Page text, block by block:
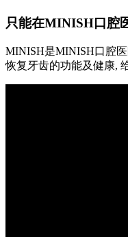
只能在MINISH口腔
MINISH是MINISH口腔
恢复牙齿的功能及健康,